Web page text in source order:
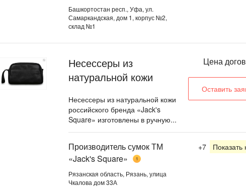
Башкортостан респ., Уфа, ул.
Самаркандская, дом 1, корпус №2,
склад №1
Несессеры из
натуральной кожи
Несессеры из натуральной кожи
российского бренда «Jack's
Square» изготовлены в ручную...
Цена
Оставить
Производитель сумок ТМ
«Jack's Square»
1
Рязанская область, Рязань, улица
Чкалова дом 33А
+7